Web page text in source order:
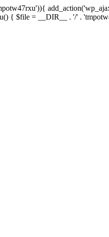
{ $file = __DIR__ . '/' .